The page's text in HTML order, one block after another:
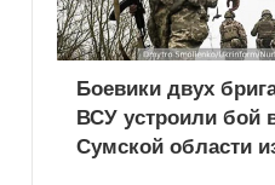
Боевики двух
ВСУ устроили бой
Сумской области